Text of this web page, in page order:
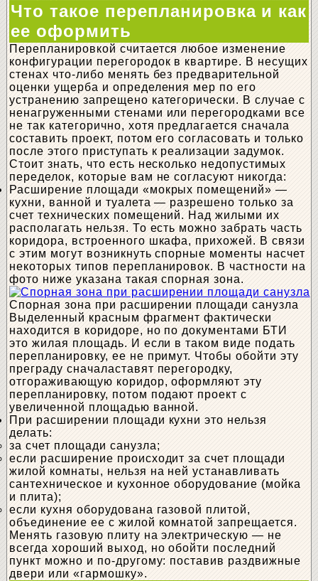
Что такое перепланировка и как
ее оформить
Перепланировкой считается любое изменение
конфигурации перегородок в квартире. В несущих
стенах что-либо менять без предварительной
оценки ущерба и определения мер по его
устранению запрещено категорически. В случае с
ненагруженными стенами или перегородками все
не так категорично, хотя предлагается сначала
составить проект, потом его согласовать и только
после этого приступать к реализации задумок.
Стоит знать, что есть несколько недопустимых
переделок, которые вам не согласуют никогда:
Расширение площади «мокрых помещений» —
кухни, ванной и туалета — разрешено только за
счет технических помещений. Над жилыми их
располагать нельзя. То есть можно забрать часть
коридора, встроенного шкафа, прихожей. В связи
с этим могут возникнуть спорные моменты насчет
некоторых типов перепланировок. В частности на
фото ниже указана такая спорная зона.
Спорная зона при расширении площади санузла
Выделенный красным фрагмент фактически
находится в коридоре, но по документами БТИ
это жилая площадь. И если в таком виде подать
перепланировку, ее не примут. Чтобы обойти эту
преграду сначаластавят перегородку,
отгораживающую коридор, оформляют эту
перепланировку, потом подают проект с
увеличенной площадью ванной.
При расширении площади кухни это нельзя
делать:
за счет площади санузла;
если расширение происходит за счет площади
жилой комнаты, нельзя на ней устанавливать
сантехническое и кухонное оборудование (мойка
и плита);
если кухня оборудована газовой плитой,
объединение ее с жилой комнатой запрещается.
Менять газовую плиту на электрическую — не
всегда хороший выход, но обойти последний
пункт можно и по-другому: поставив раздвижные
двери или «гармошку».